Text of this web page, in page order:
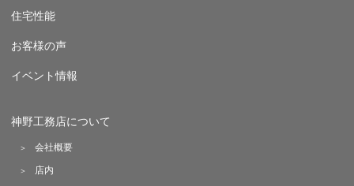
住宅性能
お客様の声
イベント情報
神野工務店について
会社概要
店内